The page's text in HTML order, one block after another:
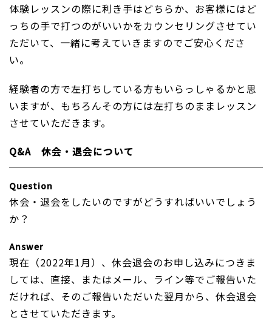
体験レッスンの際に利き手はどちらか、お客様にはど
っちの手で打つのがいいかをカウンセリングさせてい
ただいて、一緒に考えていきますのでご安心くださ
い。
経験者の方で左打ちしている方もいらっしゃるかと思
いますが、もちろんその方には左打ちのままレッスン
させていただきます。
Q&A 休会・退会について
Question
休会・退会をしたいのですがどうすればいいでしょう
か？
Answer
現在（2022年1月）、休会退会のお申し込みにつきま
しては、直接、またはメール、ライン等でご報告いた
だければ、そのご報告いただいた翌月から、休会退会
とさせていただきます。